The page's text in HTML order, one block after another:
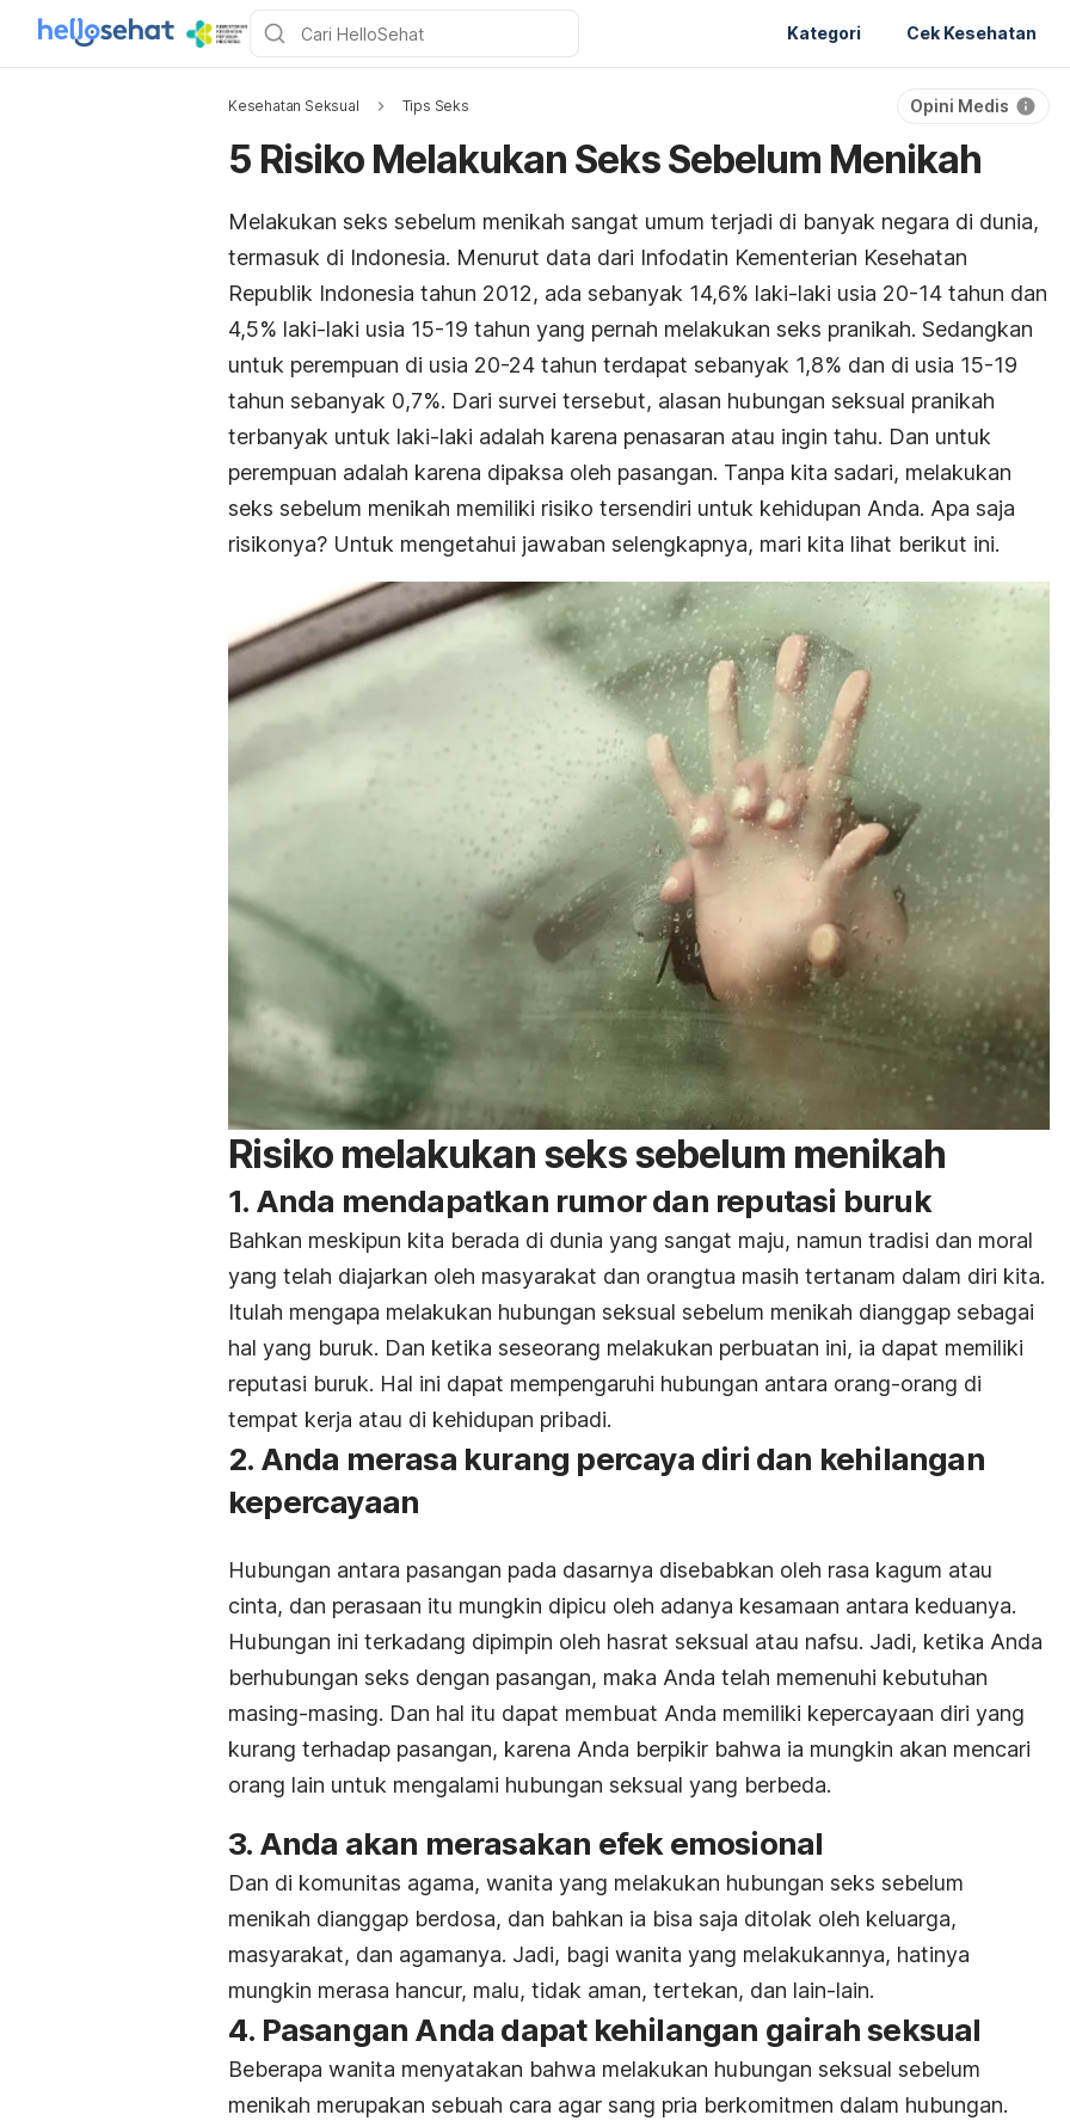
Kategori Cek Kesehatan
Kesehatan Seksual Tips Seks Opini Medis
5 Risiko Melakukan Seks Sebelum Menikah
Melakukan seks sebelum menikah sangat umum terjadi di banyak negara di dunia,
termasuk di Indonesia. Menurut data dari Infodatin Kementerian Kesehatan
Republik Indonesia tahun 2012, ada sebanyak 14,6% laki-laki usia 20-14 tahun dan
4,5% laki-laki usia 15-19 tahun yang pernah melakukan seks pranikah. Sedangkan
untuk perempuan di usia 20-24 tahun terdapat sebanyak 1,8% dan di usia 15-19
tahun sebanyak 0,7%. Dari survei tersebut, alasan hubungan seksual pranikah
terbanyak untuk laki-laki adalah karena penasaran atau ingin tahu. Dan untuk
perempuan adalah karena dipaksa oleh pasangan. Tanpa kita sadari, melakukan
seks sebelum menikah memiliki risiko tersendiri untuk kehidupan Anda. Apa saja
risikonya? Untuk mengetahui jawaban selengkapnya, mari kita lihat berikut ini.
Risiko melakukan seks sebelum menikah
1. Anda mendapatkan rumor dan reputasi buruk
Bahkan meskipun kita berada di dunia yang sangat maju, namun tradisi dan moral
yang telah diajarkan oleh masyarakat dan orangtua masih tertanam dalam diri kita.
Itulah mengapa melakukan hubungan seksual sebelum menikah dianggap sebagai
hal yang buruk. Dan ketika seseorang melakukan perbuatan ini, ia dapat memiliki
reputasi buruk. Hal ini dapat mempengaruhi hubungan antara orang-orang di
tempat kerja atau di kehidupan pribadi.
2. Anda merasa kurang percaya diri dan kehilangan
kepercayaan
Hubungan antara pasangan pada dasarnya disebabkan oleh rasa kagum atau
cinta, dan perasaan itu mungkin dipicu oleh adanya kesamaan antara keduanya.
Hubungan ini terkadang dipimpin oleh hasrat seksual atau nafsu. Jadi, ketika Anda
berhubungan seks dengan pasangan, maka Anda telah memenuhi kebutuhan
masing-masing. Dan hal itu dapat membuat Anda memiliki kepercayaan diri yang
kurang terhadap pasangan, karena Anda berpikir bahwa ia mungkin akan mencari
orang lain untuk mengalami hubungan seksual yang berbeda.
3. Anda akan merasakan efek emosional
Dan di komunitas agama, wanita yang melakukan hubungan seks sebelum
menikah dianggap berdosa, dan bahkan ia bisa saja ditolak oleh keluarga,
masyarakat, dan agamanya. Jadi, bagi wanita yang melakukannya, hatinya
mungkin merasa hancur, malu, tidak aman, tertekan, dan lain-lain.
4. Pasangan Anda dapat kehilangan gairah seksual
Beberapa wanita menyatakan bahwa melakukan hubungan seksual sebelum
menikah merupakan sebuah cara agar sang pria berkomitmen dalam hubungan.